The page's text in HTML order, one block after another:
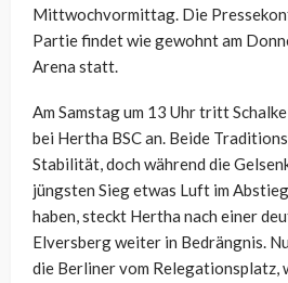
Mittwochvormittag. Die
Partie findet wie gewohnt am
Arena statt.
Am Samstag um 13 Uhr tritt
bei Hertha BSC an. Beide
Stabilität, doch während die
jüngsten Sieg etwas Luft im
haben, steckt Hertha nach einer
Elversberg weiter in Bedrängnis.
die Berliner vom Relegationsplatz,